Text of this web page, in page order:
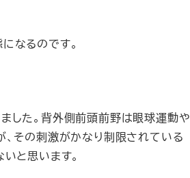
なるのです。
した。背外側前頭前野は眼球運動や
その刺激がかなり制限されている
と思います。